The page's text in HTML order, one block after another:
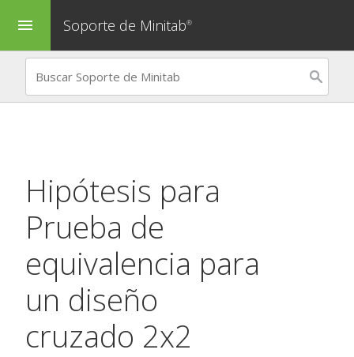
menu Soporte de Minitab®
Hipótesis para
Prueba de
equivalencia para
un diseño
cruzado 2x2